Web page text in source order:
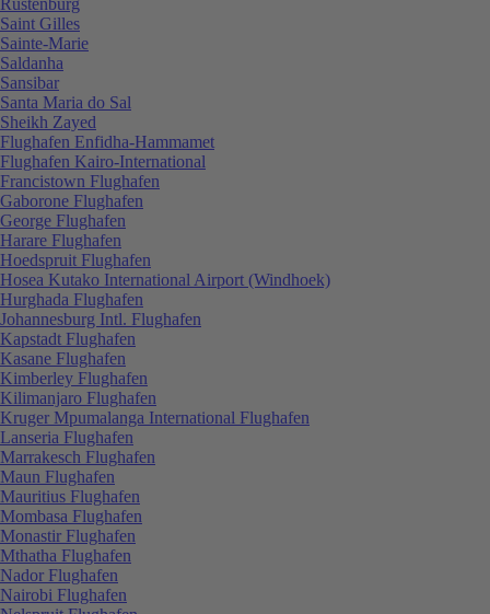
Saint Gilles
Sainte-Marie
Saldanha
Sansibar
Santa Maria do Sal
Sheikh Zayed
Flughafen Enfidha-Hammamet
Flughafen Kairo-International
Francistown Flughafen
Gaborone Flughafen
George Flughafen
Harare Flughafen
Hoedspruit Flughafen
Hosea Kutako International Airport (Windhoek)
Hurghada Flughafen
Johannesburg Intl. Flughafen
Kapstadt Flughafen
Kasane Flughafen
Kimberley Flughafen
Kilimanjaro Flughafen
Kruger Mpumalanga International Flughafen
Lanseria Flughafen
Marrakesch Flughafen
Maun Flughafen
Mauritius Flughafen
Mombasa Flughafen
Monastir Flughafen
Mthatha Flughafen
Nador Flughafen
Nairobi Flughafen